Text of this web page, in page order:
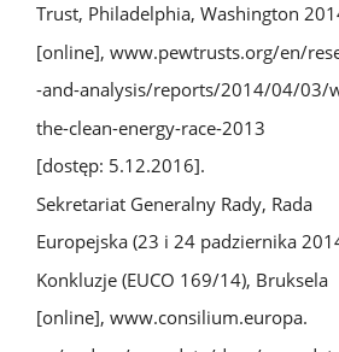
Trust, Philadelphia, Washington
[online], www.pewtrusts.org/en/
-and-analysis/reports/2014/04/03/
the-clean-energy-race-2013
[dostęp: 5.12.2016].
Sekretariat Generalny Rady, Rada
Europejska (23 i 24 padziernika
Konkluzje (EUCO 169/14), Bruksela
[online], www.consilium.europa.